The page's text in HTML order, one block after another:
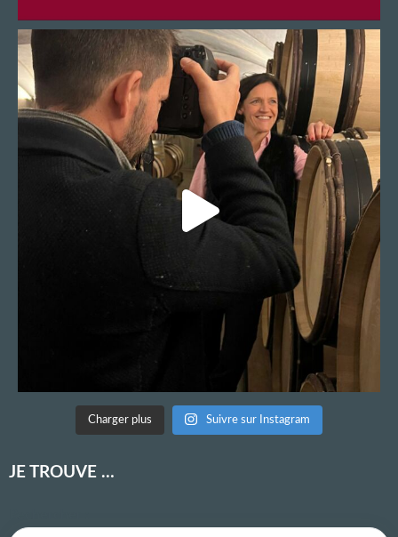
Charger plus Suivre sur Instagram
JE TROUVE …